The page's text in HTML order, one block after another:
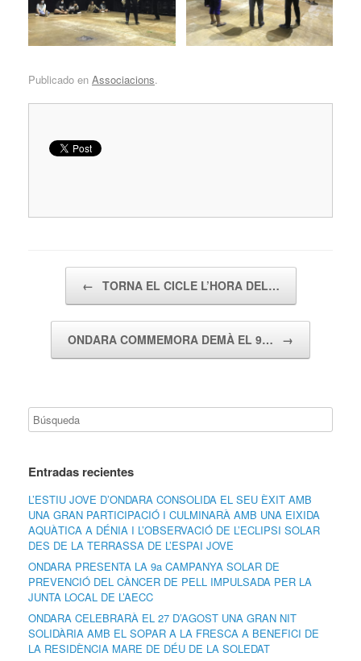
Publicado en Associacions.
← TORNA EL CICLE L’HORA DEL…
ONDARA COMMEMORA DEMÀ EL 9… →
Entradas recientes
L’ESTIU JOVE D’ONDARA CONSOLIDA EL SEU ÈXIT AMB
UNA GRAN PARTICIPACIÓ I CULMINARÀ AMB UNA EIXIDA
AQUÀTICA A DÉNIA I L’OBSERVACIÓ DE L’ECLIPSI SOLAR
DES DE LA TERRASSA DE L’ESPAI JOVE
ONDARA PRESENTA LA 9a CAMPANYA SOLAR DE
PREVENCIÓ DEL CÀNCER DE PELL IMPULSADA PER LA
JUNTA LOCAL DE L’AECC
ONDARA CELEBRARÀ EL 27 D’AGOST UNA GRAN NIT
SOLIDÀRIA AMB EL SOPAR A LA FRESCA A BENEFICI DE
LA RESIDÈNCIA MARE DE DÉU DE LA SOLEDAT